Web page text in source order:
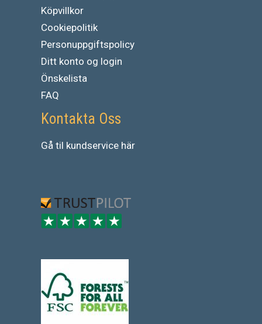
Köpvillkor
Cookiepolitik
Personuppgiftspolicy
Ditt konto og login
Önskelista
FAQ
Kontakta Oss
Gå til kundservice här